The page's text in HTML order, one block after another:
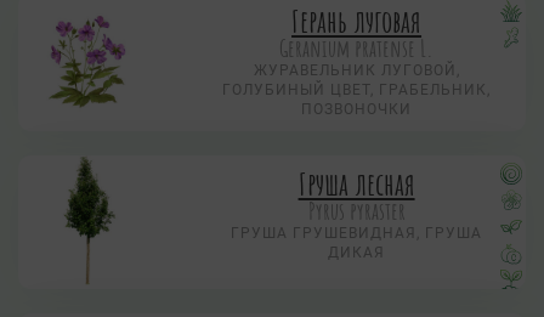
Герань луговая
Geranium pratense L.
ЖУРАВЕЛЬНИК ЛУГОВОЙ,
ГОЛУБИНЫЙ ЦВЕТ, ГРАБЕЛЬНИК,
ПОЗВОНОЧКИ
Груша лесная
Pyrus pyraster
ГРУША ГРУШЕВИДНАЯ, ГРУША
ДИКАЯ